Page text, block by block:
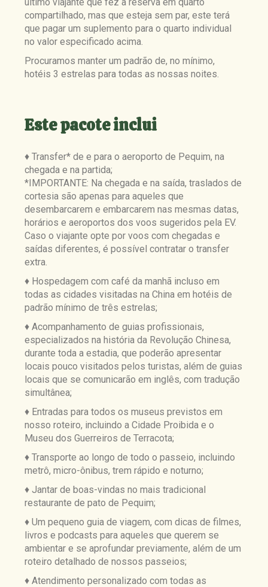
compartilhado, mas que esteja sem par, este terá
que pagar um suplemento para o quarto individual
no valor especificado acima.
Procuramos manter um padrão de, no mínimo,
hotéis 3 estrelas para todas as nossas noites.
Este pacote inclui
♦ Transfer* de e para o aeroporto de Pequim, na
chegada e na partida;
*IMPORTANTE: Na chegada e na saída, traslados de
cortesia são apenas para aqueles que
desembarcarem e embarcarem nas mesmas datas,
horários e aeroportos dos voos sugeridos pela EV.
Caso o viajante opte por voos com chegadas e
saídas diferentes, é possível contratar o transfer
extra.
♦ Hospedagem com café da manhã incluso em
todas as cidades visitadas na China em hotéis de
padrão mínimo de três estrelas;
♦ Acompanhamento de guias profissionais,
especializados na história da Revolução Chinesa,
durante toda a estadia, que poderão apresentar
locais pouco visitados pelos turistas, além de guias
locais que se comunicarão em inglês, com tradução
simultânea;
♦ Entradas para todos os museus previstos em
nosso roteiro, incluindo a Cidade Proibida e o
Museu dos Guerreiros de Terracota;
♦ Transporte ao longo de todo o passeio, incluindo
metrô, micro-ônibus, trem rápido e noturno;
♦ Jantar de boas-vindas no mais tradicional
restaurante de pato de Pequim;
♦ Um pequeno guia de viagem, com dicas de filmes,
livros e podcasts para aqueles que querem se
ambientar e se aprofundar previamente, além de um
roteiro detalhado de nossos passeios;
♦ Atendimento personalizado com todas as